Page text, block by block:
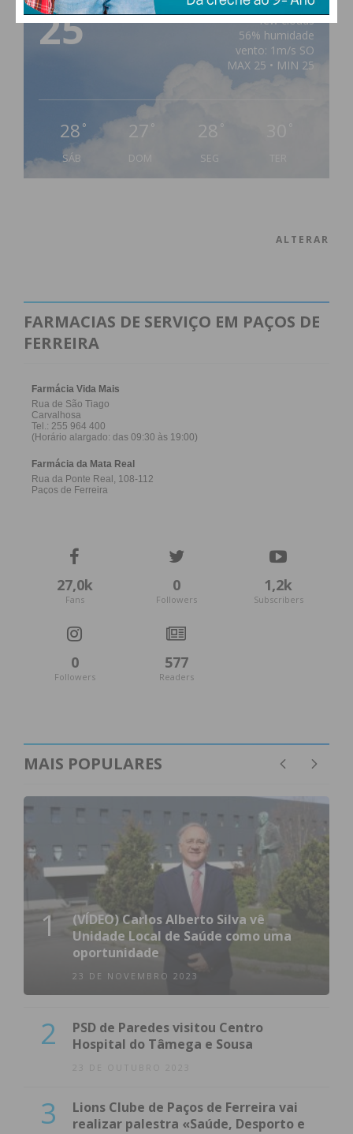
25°
few clouds
56% humidade
vento: 1m/s SO
MAX 25 • MIN 25
28 °
SÁB
27 °
DOM
28 °
SEG
ALTERAR
FARMACIAS DE SERVIÇO EM PAÇOS DE
FERREIRA
27,0k
Fans
0
Followers
1,2k
Subscribers
0
Followers
577
Readers
MAIS POPULARES
1
(VÍDEO) Carlos Alberto Silva vê
Unidade Local de Saúde como uma
oportunidade
23 DE NOVEMBRO 2023
2
PSD de Paredes visitou Centro
Hospital do Tâmega e Sousa
23 DE OUTUBRO 2023
3
Lions Clube de Paços de Ferreira vai
realizar palestra «Saúde, Desporto e